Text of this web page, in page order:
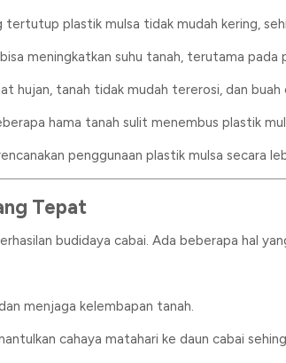
tertutup plastik mulsa tidak mudah kering,
meningkatkan suhu tanah, terutama
hujan, tanah tidak mudah tererosi, dan
hama tanah sulit menembus plastik
penggunaan plastik mulsa secara
Tepat
budidaya cabai. Ada beberapa hal
menjaga kelembapan tanah.
cahaya matahari ke daun cabai